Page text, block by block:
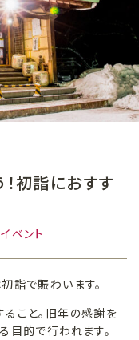
！初詣におすす
ベント
詣で賑わいます。
こと。旧年の感謝を
目的で行われます。